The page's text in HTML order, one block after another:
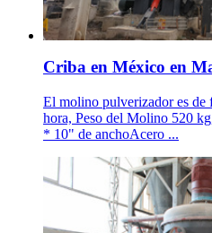
Criba en México en
El molino pulverizador es
hora, Peso del Molino 520
* 10" de anchoAcero ...